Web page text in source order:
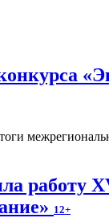
работу
12+